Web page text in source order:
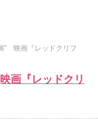
” 映画『レッドクリフ
画『レッドクリ